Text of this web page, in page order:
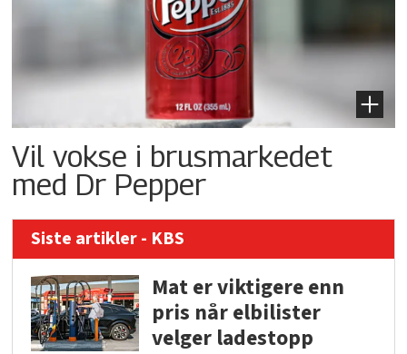
Vil vokse i brusmarkedet
med Dr Pepper
Siste artikler - KBS
Mat er viktigere enn
pris når elbilister
velger ladestopp